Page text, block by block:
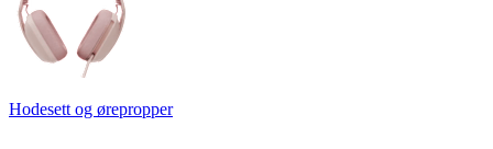
Hodesett og ørepropper